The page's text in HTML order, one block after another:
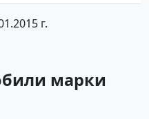
г.
марки